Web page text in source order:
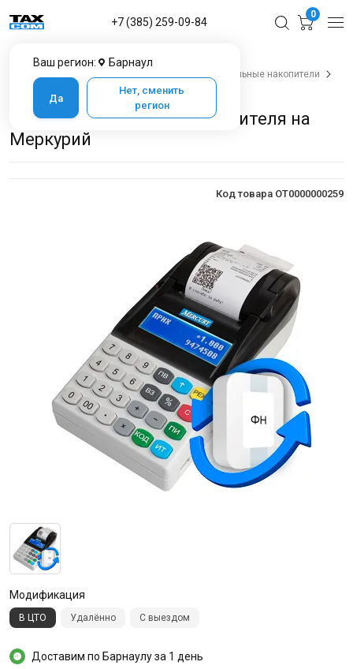
Ваш регион: Барнаул
Да
Нет, сменить
регион
+7 (385) 259-09-84
0
Фискальные накопители
Замена фискального накопителя на Меркурий
Замена фискального накопителя на
Меркурий
Код товара OT0000000259
Модификация
В ЦТО Удалённо С выездом
Доставим по Барнаулу за 1 день